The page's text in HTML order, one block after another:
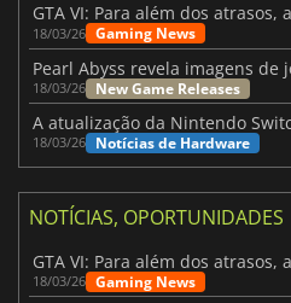
18/03/26 Gaming News
18/03/26 New Game Releases
18/03/26 Notícias de Hardware
NOTÍCIAS, OPORTUNIDADES
18/03/26 Gaming News